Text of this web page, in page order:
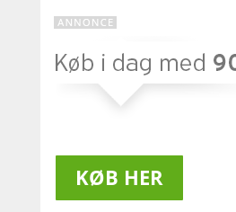
KØB HER